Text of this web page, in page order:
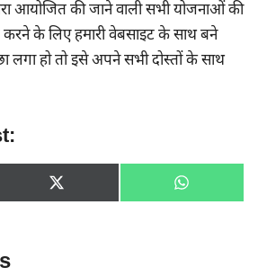
आयोजित की जाने वाली सभी योजनाओं की
के लिए हमारी वेबसाइट के साथ बने
लगा हो तो इसे अपने सभी दोस्तों के साथ
SHARE
ON
X
(
SHARE
ON
W
H